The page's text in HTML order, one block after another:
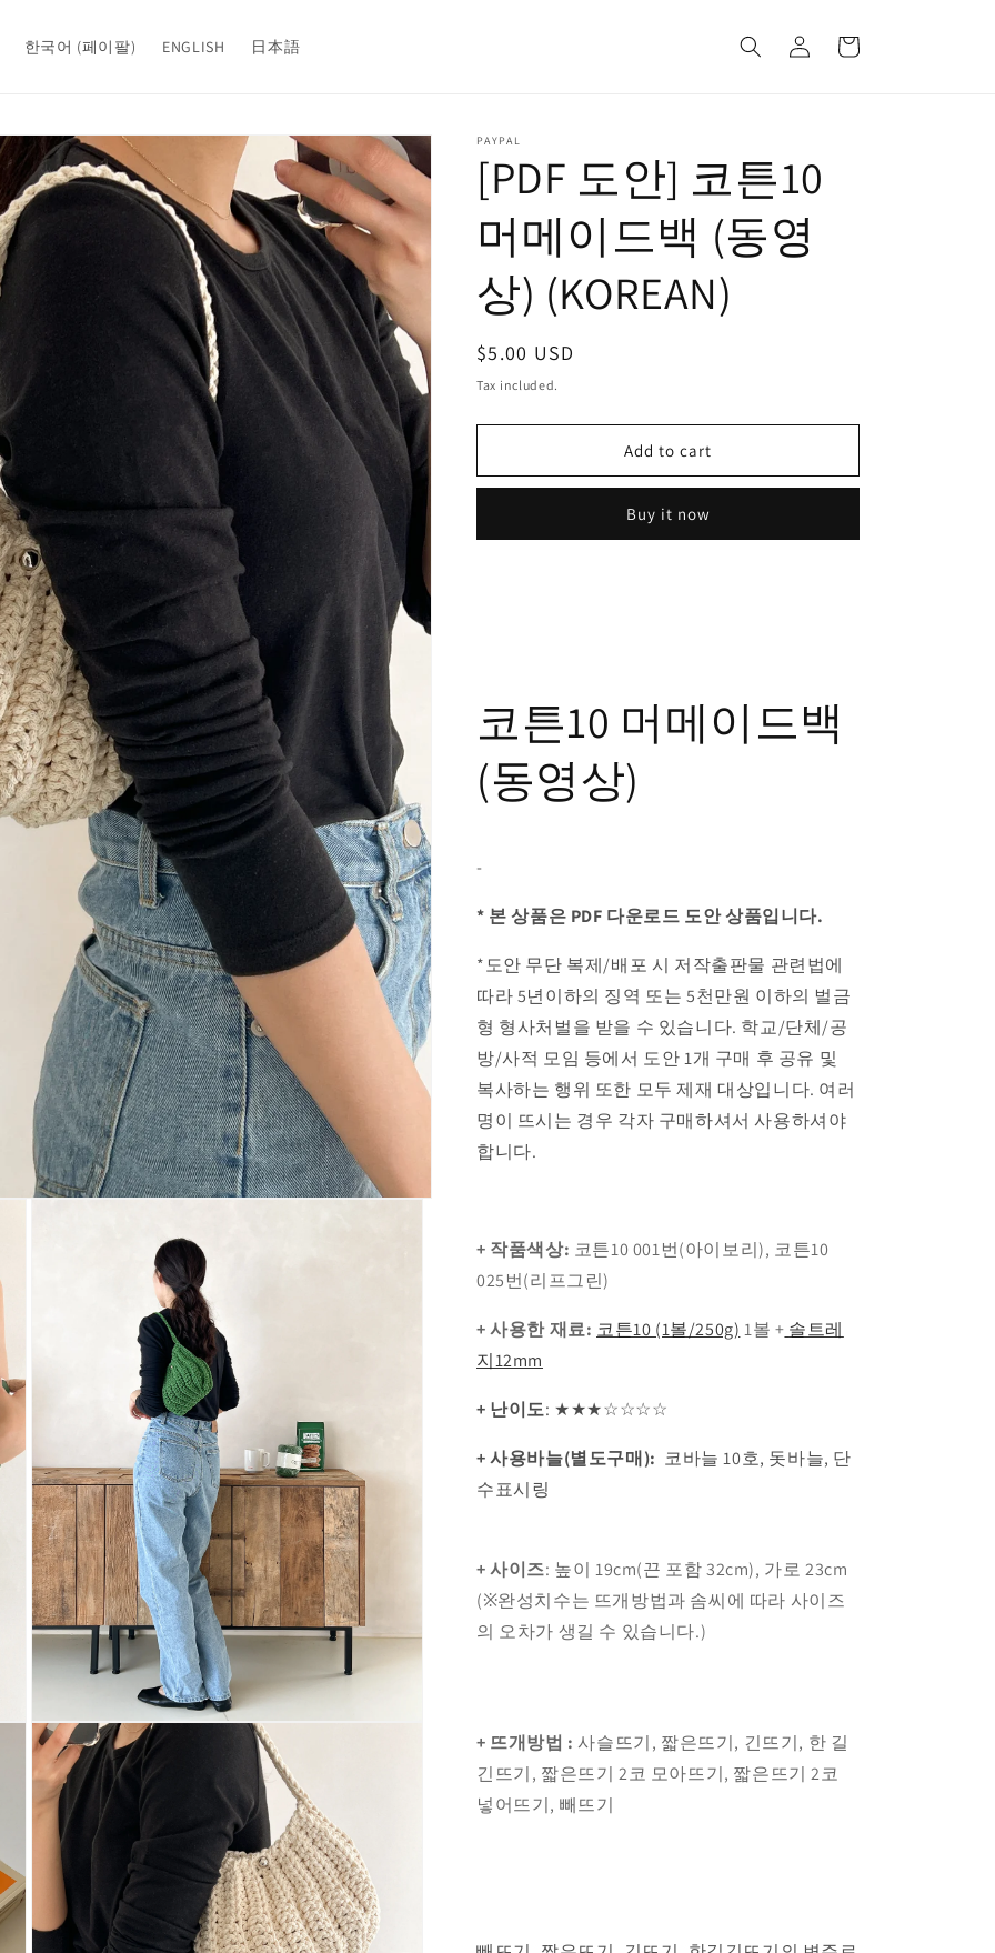
한국어 (페이팔) ENGLISH 日本語
Log
in
Cart
Open
media
in
modal
PAYPAL
[PDF 도안] 코튼10
머메이드백 (동영
상) (KOREAN)
Regular
price
$5.00 USD
Tax included.
Add to cart
Buy it now
코튼10 머메이드백
(동영상)
-
* 본 상품은 PDF 다운로드 도안 상품입니다.
*도안 무단 복제/배포 시 저작출판물 관련법에
따라 5년이하의 징역 또는 5천만원 이하의 벌금
형 형사처벌을 받을 수 있습니다. 학교/단체/공
방/사적 모임 등에서 도안 1개 구매 후 공유 및
복사하는 행위 또한 모두 제재 대상입니다. 여러
명이 뜨시는 경우 각자 구매하셔서 사용하셔야
합니다.
+ 작품색상: 코튼10 001번(아이보리), 코튼10
025번(리프그린)
+ 사용한 재료: 코튼10 (1볼/250g) 1볼 + 솔트레
지12mm
+ 난이도: ★★★☆☆☆☆
+ 사용바늘(별도구매): 코바늘 10호, 돗바늘, 단
수표시링
+ 사이즈: 높이 19cm(끈 포함 32cm), 가로 23cm
(※완성치수는 뜨개방법과 솜씨에 따라 사이즈
의 오차가 생길 수 있습니다.)
+ 뜨개방법 : 사슬뜨기, 짧은뜨기, 긴뜨기, 한 길
긴뜨기, 짧은뜨기 2코 모아뜨기, 짧은뜨기 2코
넣어뜨기, 빼뜨기